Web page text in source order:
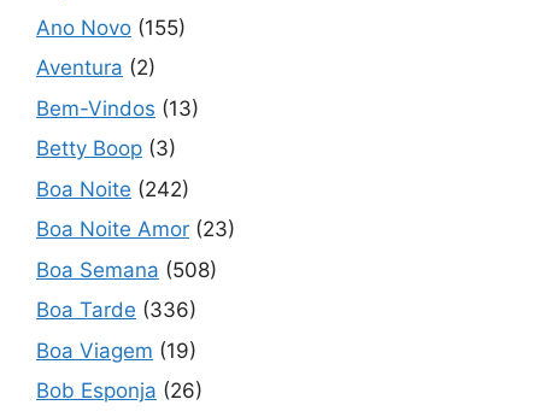
Ano Novo (155)
Aventura (2)
Bem-Vindos (13)
Betty Boop (3)
Boa Noite (242)
Boa Noite Amor (23)
Boa Semana (508)
Boa Tarde (336)
Boa Viagem (19)
Bob Esponja (26)